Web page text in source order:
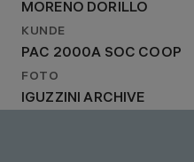
MORENO DORILLO
KUNDE
PAC 2000A SOC COOP
FOTO
IGUZZINI ARCHIVE